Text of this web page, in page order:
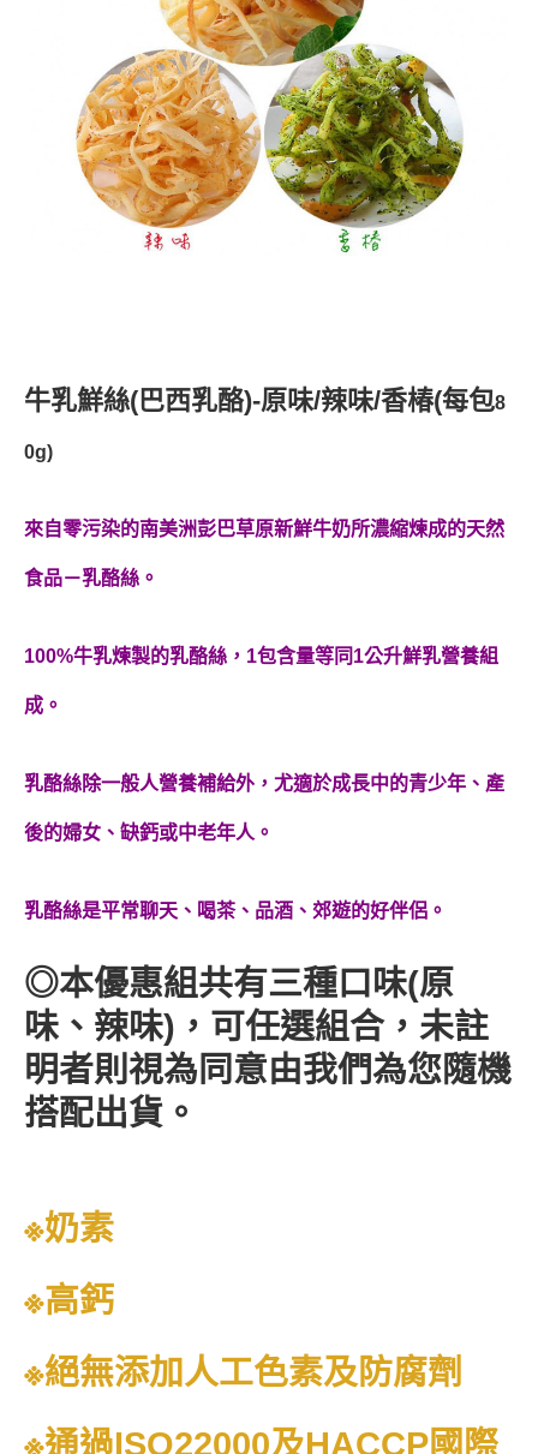
牛乳鮮絲(巴西乳酪)-原味/辣味/香椿(每包8
0g)
來自零污染的南美洲彭巴草原新鮮牛奶所濃縮煉成的天然
食品－乳酪絲。
100%牛乳煉製的乳酪絲，1包含量等同1公升鮮乳營養組
成。
乳酪絲除一般人營養補給外，尤適於成長中的青少年、產
後的婦女、缺鈣或中老年人。
乳酪絲是平常聊天、喝茶、品酒、郊遊的好伴侶。
◎本優惠組共有三種口味(原
味、辣味)，可任選組合，未註
明者則視為同意由我們為您隨機
搭配出貨。
※奶素
※高鈣
※絕無添加人工色素及防腐劑
※通過ISO22000及HACCP國際